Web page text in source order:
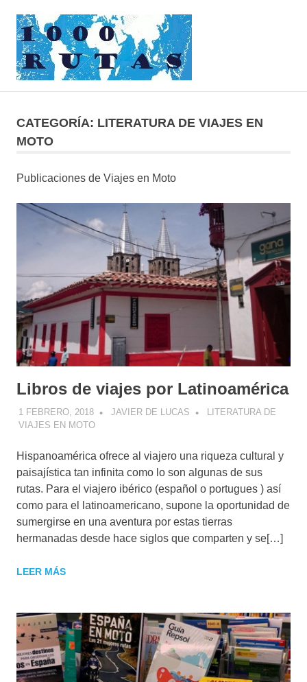
contenido
ruedas
CATEGORÍA: LITERATURA DE VIAJES EN
MOTO
Publicaciones de Viajes en Moto
Libros de viajes por Latinoamérica
1 FEBRERO, 2018 JAVIER DE LUCAS
LITERATURA DE
VIAJES EN MOTO
Hispanoamérica ofrece al viajero una riqueza cultural y
paisajística tan infinita como lo son algunas de sus
rutas. Para el viajero ibérico (español o portugues ) así
como para el latinoamericano, supone la oportunidad de
sumergirse en una aventura por estas tierras
hermanadas desde hace siglos que comparten y se[…]
LEER MÁS